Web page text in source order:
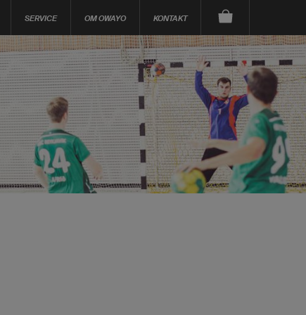
SERVICE OM OWAYO KONTAKT